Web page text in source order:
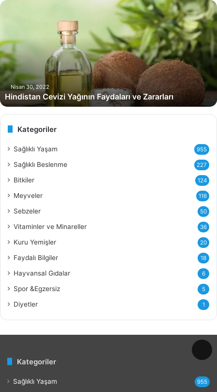
H
i
s
t
a
e
Nisan 30, 2022
Hindistan Cevizi Yağının Faydaları ve Zararları
Kategoriler
Sağlıklı Yaşam 955
Sağlıklı Beslenme 227
Bitkiler 124
Meyveler 116
Sebzeler 50
Vitaminler ve Minareller 36
Kuru Yemişler 20
Faydalı Bilgiler 18
Hayvansal Gıdalar 6
Spor &Egzersiz 5
Diyetler 1
Kategoriler
Sağlıklı Yaşam 955